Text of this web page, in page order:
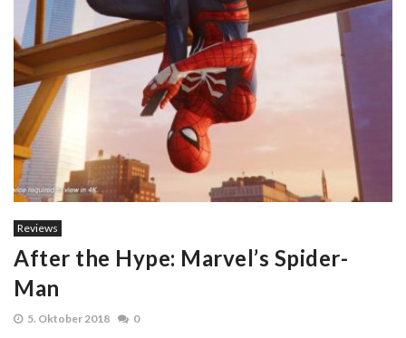
Reviews
After the Hype: Marvel’s Spider-
Man
5. Oktober 2018 0